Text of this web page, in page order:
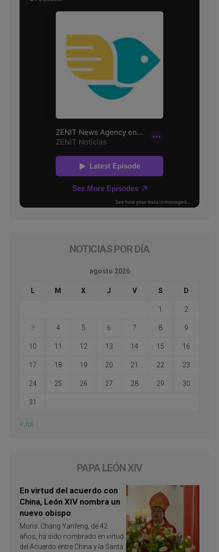
NOTICIAS POR DÍA
agosto 2026
L M X J V S D
1 2
3 4 5 6 7 8 9
10 11 12 13 14 15 16
17 18 19 20 21 22 23
24 25 26 27 28 29 30
31
« Jul
PAPA LEÓN XIV
En virtud del acuerdo con
China, León XIV nombra un
nuevo obispo
Mons. Chang Yanfeng, de 42
años, ha sido nombrado en virtud
del Acuerdo entre China y la Santa